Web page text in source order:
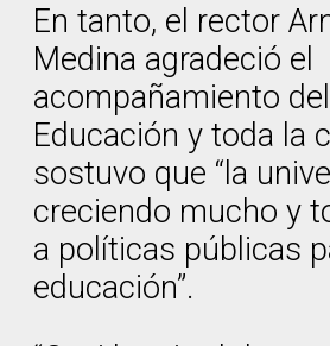
En tanto, el rector
Medina agradeció el
acompañamiento
Educación y toda la
sostuvo que “la
creciendo mucho y
a políticas públicas
educación”.